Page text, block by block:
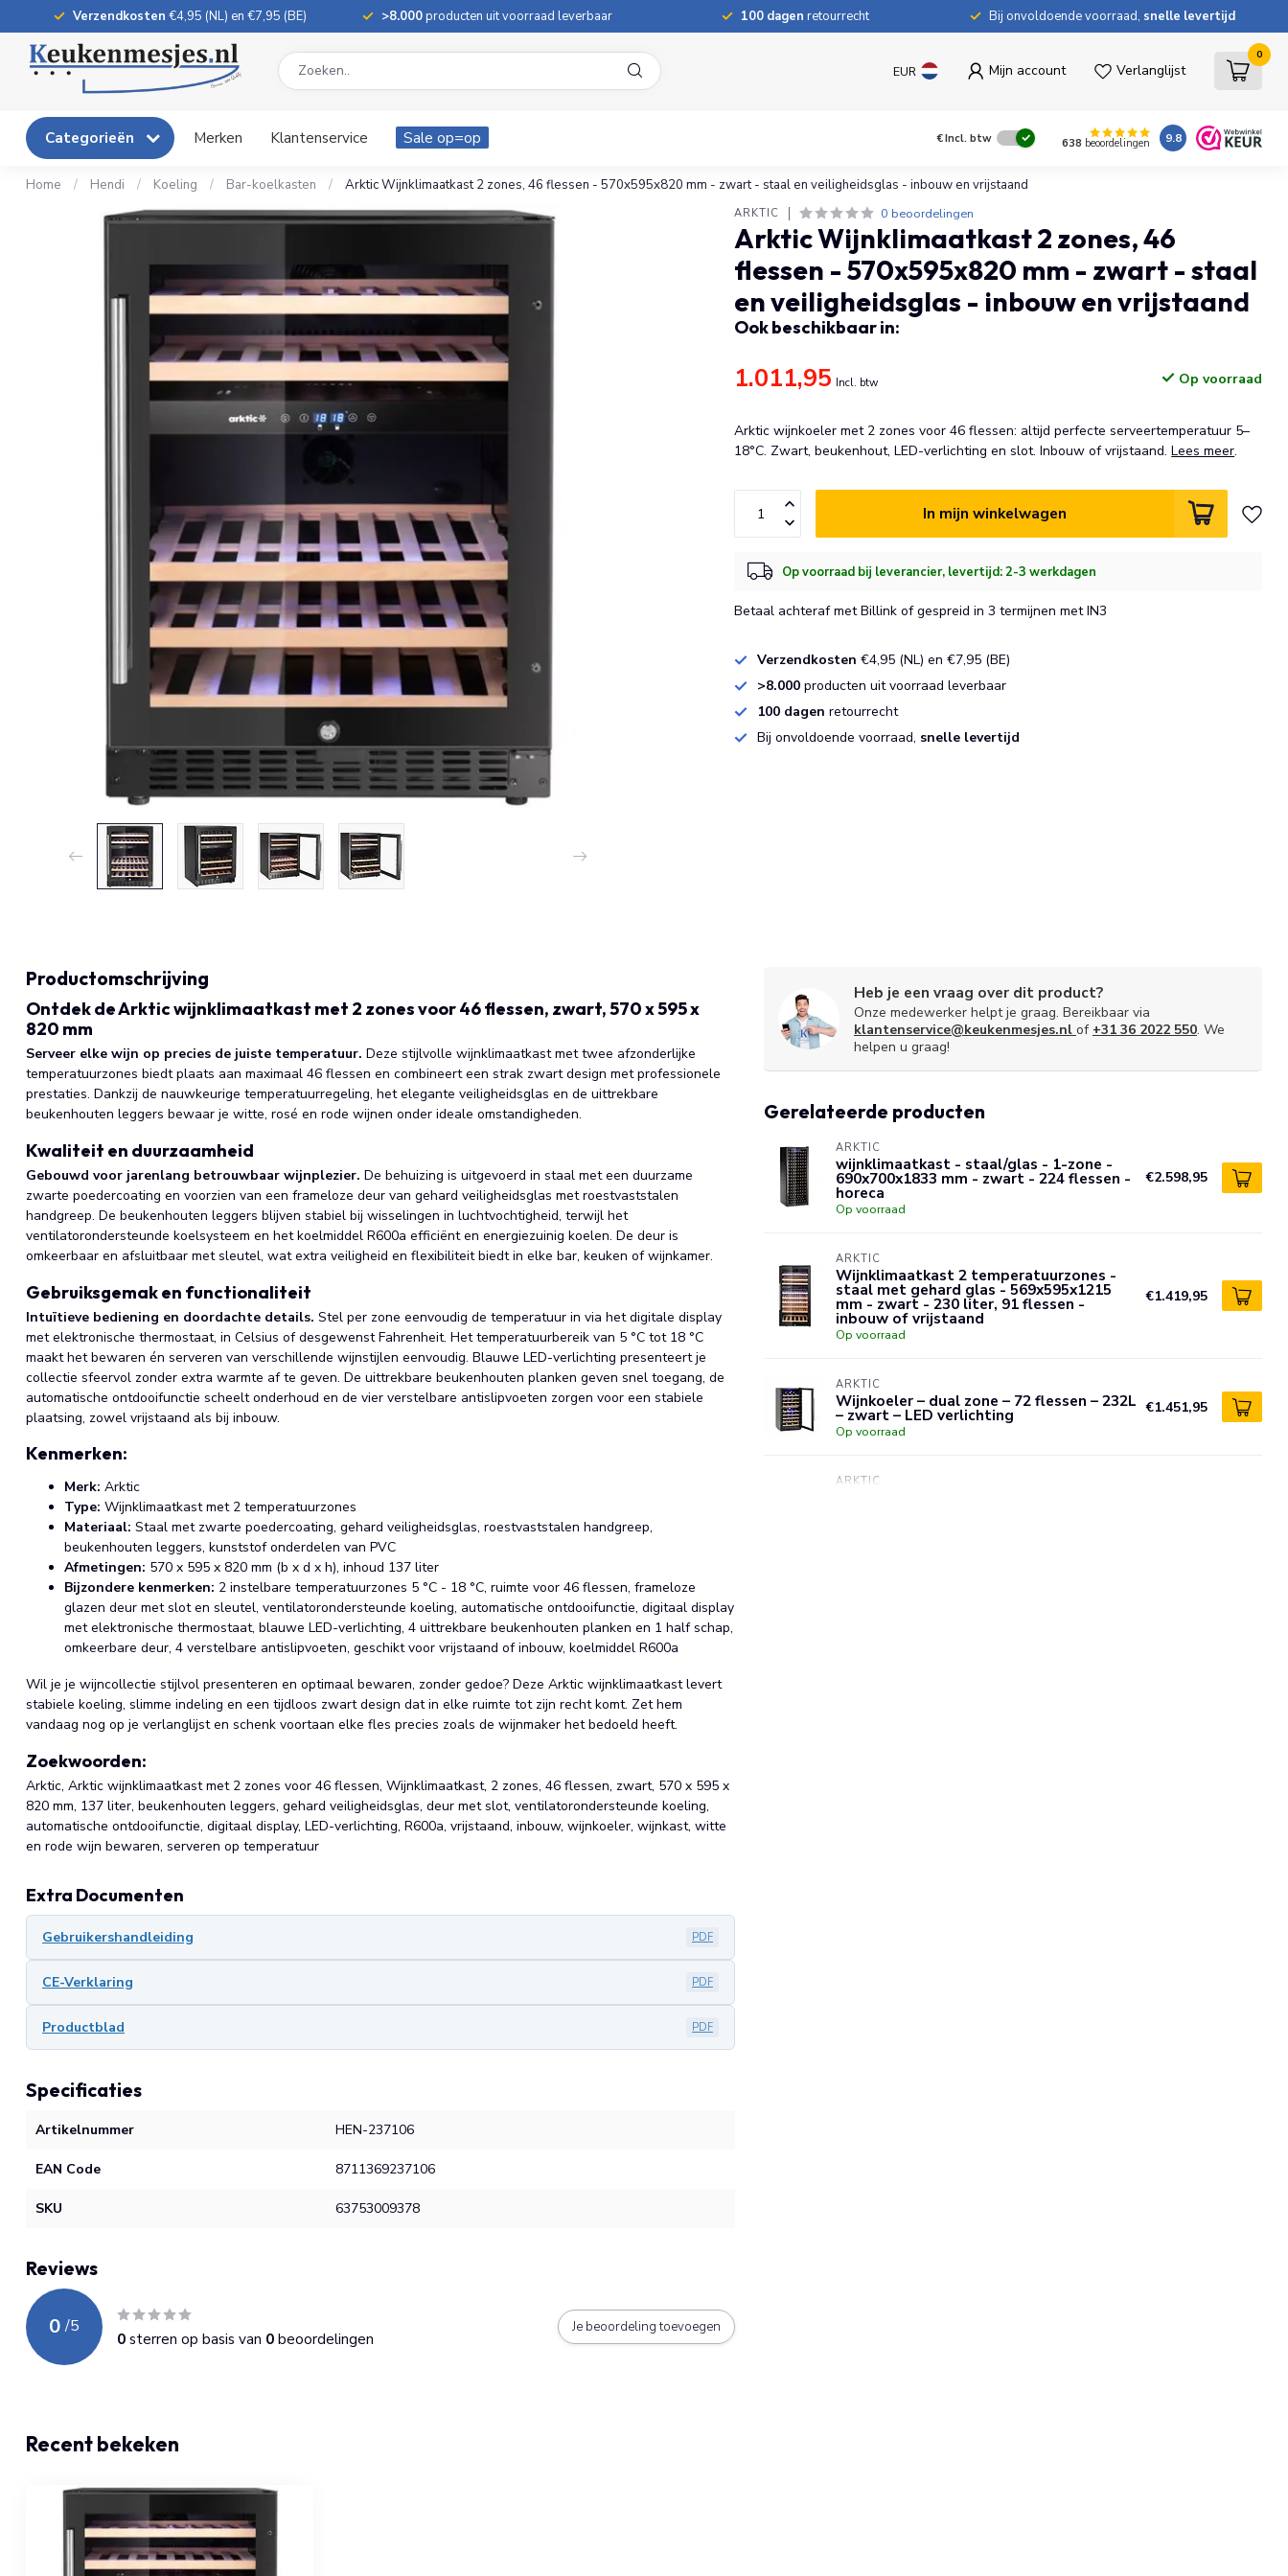
Verzendkosten €4,95 (NL) en €7,95 (BE) >8.000producten uit voorraad leverbaar 100 dagen retourrecht Bij onvoldoende voorraad, snelle levertijd
EUR Mijn account Verlanglijst
0
Categorieën Merken Klantenservice Sale op=op €Incl. btw 638 beoordelingen 9.8
Home / Hendi / Koeling / Bar-koelkasten / Arktic Wijnklimaatkast 2 zones, 46 flessen - 570x595x820 mm - zwart - staal en veiligheidsglas - inbouw en vrijstaand
ARKTIC 0 beoordelingen
Arktic Wijnklimaatkast 2 zones, 46
flessen - 570x595x820 mm - zwart - staal
en veiligheidsglas - inbouw en vrijstaand
Ook beschikbaar in:
1.011,95 Incl. btw Op voorraad
Arktic wijnkoeler met 2 zones voor 46 flessen: altijd perfecte serveertemperatuur 5–
18°C. Zwart, beukenhout, LED-verlichting en slot. Inbouw of vrijstaand.Lees meer.
In mijn winkelwagen
Op voorraad bij leverancier, levertijd: 2-3 werkdagen
Betaal achteraf met Billink of gespreid in 3 termijnen met IN3
Verzendkosten €4,95 (NL) en €7,95 (BE)
>8.000 producten uit voorraad leverbaar
100 dagenretourrecht
Bij onvoldoende voorraad, snelle levertijd
Productomschrijving
Ontdek de Arktic wijnklimaatkast met 2 zones voor 46 flessen, zwart, 570 x 595 x
820 mm
Serveer elke wijn op precies de juiste temperatuur. Deze stijlvolle wijnklimaatkast met twee afzonderlijke
temperatuurzones biedt plaats aan maximaal 46 flessen en combineert een strak zwart design met professionele
prestaties. Dankzij de nauwkeurige temperatuurregeling, het elegante veiligheidsglas en de uittrekbare
beukenhouten leggers bewaar je witte, rosé en rode wijnen onder ideale omstandigheden.
Kwaliteit en duurzaamheid
Gebouwd voor jarenlang betrouwbaar wijnplezier. De behuizing is uitgevoerd in staal met een duurzame
zwarte poedercoating en voorzien van een frameloze deur van gehard veiligheidsglas met roestvaststalen
handgreep. De beukenhouten leggers blijven stabiel bij wisselingen in luchtvochtigheid, terwijl het
ventilatorondersteunde koelsysteem en het koelmiddel R600a efficiënt en energiezuinig koelen. De deur is
omkeerbaar en afsluitbaar met sleutel, wat extra veiligheid en flexibiliteit biedt in elke bar, keuken of wijnkamer.
Gebruiksgemak en functionaliteit
Intuïtieve bediening en doordachte details. Stel per zone eenvoudig de temperatuur in via het digitale display
met elektronische thermostaat, in Celsius of desgewenst Fahrenheit. Het temperatuurbereik van 5 °C tot 18 °C
maakt het bewaren én serveren van verschillende wijnstijlen eenvoudig. Blauwe LED-verlichting presenteert je
collectie sfeervol zonder extra warmte af te geven. De uittrekbare beukenhouten planken geven snel toegang, de
automatische ontdooifunctie scheelt onderhoud en de vier verstelbare antislipvoeten zorgen voor een stabiele
plaatsing, zowel vrijstaand als bij inbouw.
Kenmerken:
Merk: Arktic
Type: Wijnklimaatkast met 2 temperatuurzones
Materiaal: Staal met zwarte poedercoating, gehard veiligheidsglas, roestvaststalen handgreep,
beukenhouten leggers, kunststof onderdelen van PVC
Afmetingen: 570 x 595 x 820 mm (b x d x h), inhoud 137 liter
Bijzondere kenmerken: 2 instelbare temperatuurzones 5 °C - 18 °C, ruimte voor 46 flessen, frameloze
glazen deur met slot en sleutel, ventilatorondersteunde koeling, automatische ontdooifunctie, digitaal display
met elektronische thermostaat, blauwe LED-verlichting, 4 uittrekbare beukenhouten planken en 1 half schap,
omkeerbare deur, 4 verstelbare antislipvoeten, geschikt voor vrijstaand of inbouw, koelmiddel R600a
Wil je je wijncollectie stijlvol presenteren en optimaal bewaren, zonder gedoe? Deze Arktic wijnklimaatkast levert
stabiele koeling, slimme indeling en een tijdloos zwart design dat in elke ruimte tot zijn recht komt. Zet hem
vandaag nog op je verlanglijst en schenk voortaan elke fles precies zoals de wijnmaker het bedoeld heeft.
Zoekwoorden:
Arktic, Arktic wijnklimaatkast met 2 zones voor 46 flessen, Wijnklimaatkast, 2 zones, 46 flessen, zwart, 570 x 595 x
820 mm, 137 liter, beukenhouten leggers, gehard veiligheidsglas, deur met slot, ventilatorondersteunde koeling,
automatische ontdooifunctie, digitaal display, LED-verlichting, R600a, vrijstaand, inbouw, wijnkoeler, wijnkast, witte
en rode wijn bewaren, serveren op temperatuur
Extra Documenten
Gebruikershandleiding PDF
CE-Verklaring PDF
Productblad PDF
Specificaties
Artikelnummer HEN-237106
EAN Code 8711369237106
SKU 63753009378
Reviews
0 /5
0sterren op basis van 0beoordelingen
Je beoordeling toevoegen
Heb je een vraag over dit product?
Onze medewerker helpt je graag. Bereikbaar via
klantenservice@keukenmesjes.nl of +31 36 2022 550. We
helpen u graag!
Gerelateerde producten
ARKTIC
wijnklimaatkast - staal/glas - 1-zone -
690x700x1833 mm - zwart - 224 flessen -
horeca
Op voorraad
€2.598,95
ARKTIC
Wijnklimaatkast 2 temperatuurzones -
staal met gehard glas - 569x595x1215
mm - zwart - 230 liter, 91 flessen -
inbouw of vrijstaand
Op voorraad
€1.419,95
ARKTIC
Wijnkoeler – dual zone – 72 flessen – 232L
– zwart – LED verlichting
Op voorraad
€1.451,95
ARKTIC
Recent bekeken